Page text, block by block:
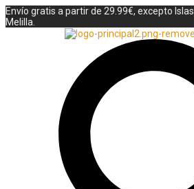
Envío gratis a partir de 29.99€, excepto
Melilla.